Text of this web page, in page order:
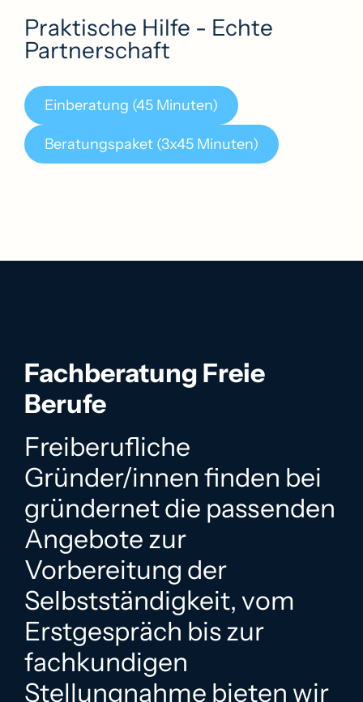
Praktische Hilfe - Echte
Partnerschaft
Einberatung (45 Minuten)
Beratungspaket (3x45 Minuten)
Fachberatung Freie
Berufe
Freiberufliche
Gründer/innen finden bei
gründernet die passenden
Angebote zur
Vorbereitung der
Selbstständigkeit, vom
Erstgespräch bis zur
fachkundigen
Stellungnahme bieten wir